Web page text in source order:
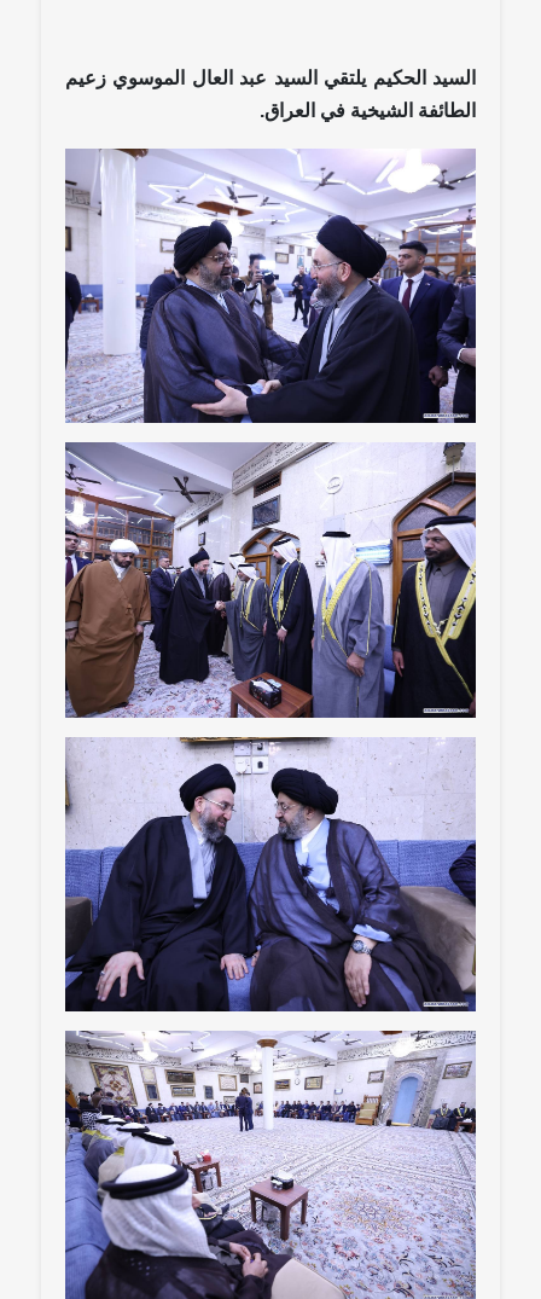
السيد الحكيم يلتقي السيد عبد العال الموسوي زعيم
الطائفة الشيخية في العراق.